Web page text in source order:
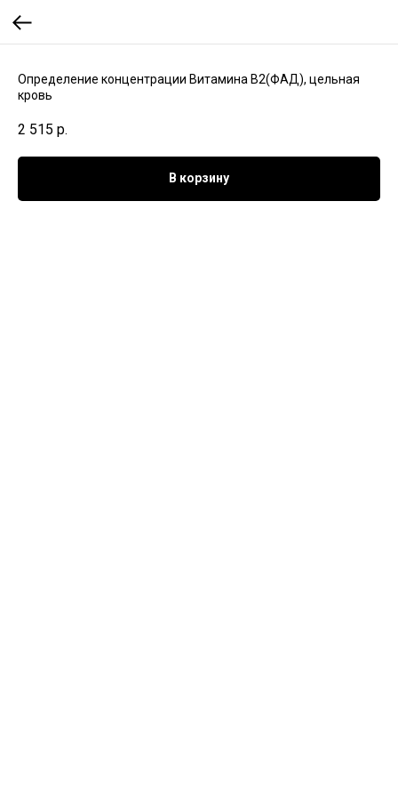
Определение концентрации Витамина B2(ФАД), цельная
кровь
2 515 р.
В корзину